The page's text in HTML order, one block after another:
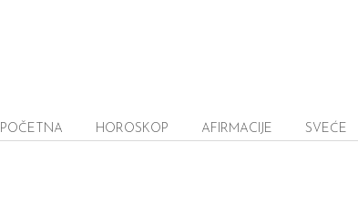
POČETNA HOROSKOP AFIRMACIJE SVEĆE